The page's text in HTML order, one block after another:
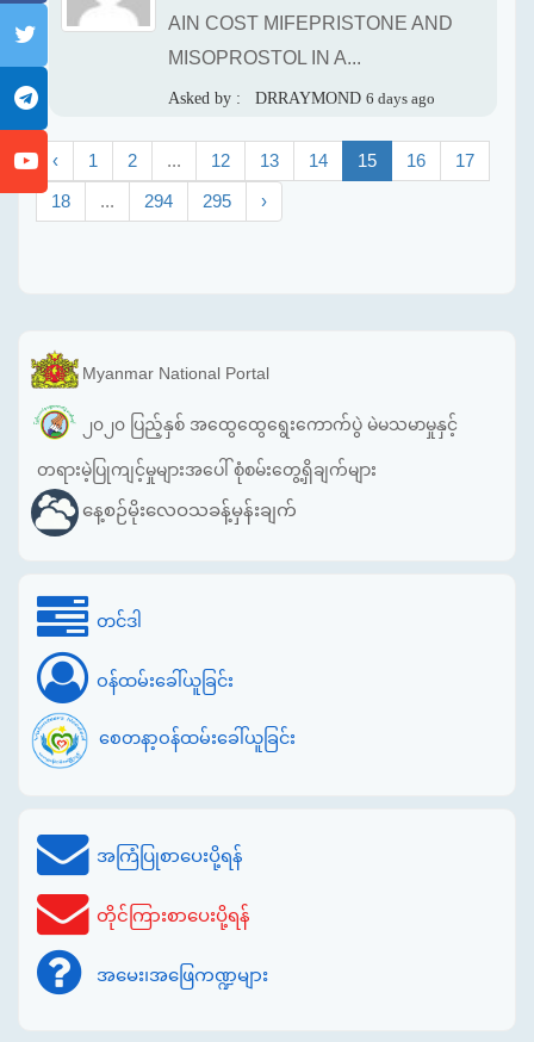
AIN COST MIFEPRISTONE AND
MISOPROSTOL IN A...
Asked by : DRRAYMOND 6 days ago
‹ 1 2 ... 12 13 14 15 16 17
18 ... 294 295 ›
Myanmar National Portal
၂၀၂၀ ပြည့်နှစ် အထွေထွေရွေးကောက်ပွဲ မဲမသမာမှုနှင့်
တရားမဲ့ပြုကျင့်မှုများအပေါ် စုံစမ်းတွေ့ရှိချက်များ
နေ့စဉ်မိုးလေဝသခန့်မှန်းချက်
တင်ဒါ
ဝန်ထမ်းခေါ်ယူခြင်း
စေတနာ့ဝန်ထမ်းခေါ်ယူခြင်း
အကြံပြုစာပေးပို့ရန်
တိုင်ကြားစာပေးပို့ရန်
အမေး၊အဖြေကဏ္ဍများ